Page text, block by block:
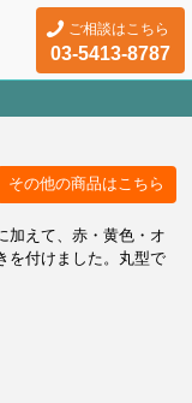
ご相談はこちら
03-5413-8787
その他の商品はこちら
加えて、赤・黄色・オ
を付けました。丸型で